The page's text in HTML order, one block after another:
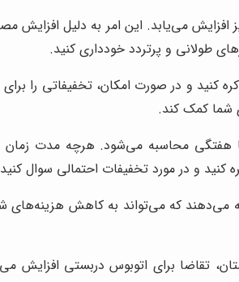
افزایش می‌یابد. این امر به دلیل
طولانی و پرتردد خودداری کنید.
کنید و در صورت امکان، تخفیفاتی را
شما کمک کند.
هفتگی محاسبه می‌شود. هرچه مدت زمان
کنید و در مورد تخفیفات احتمالی سوال
می‌دهند که می‌تواند به کاهش هزینه‌های
تقاضا برای اتوبوس دربستی افزایش